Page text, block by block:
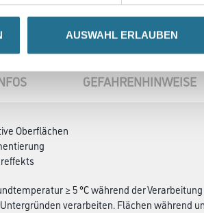
AUSWAHL ERLAUBEN
GEFAHRENHINWEISE
Oberflächen
≥ 5 °C während der
verarbeiten. Flächen während